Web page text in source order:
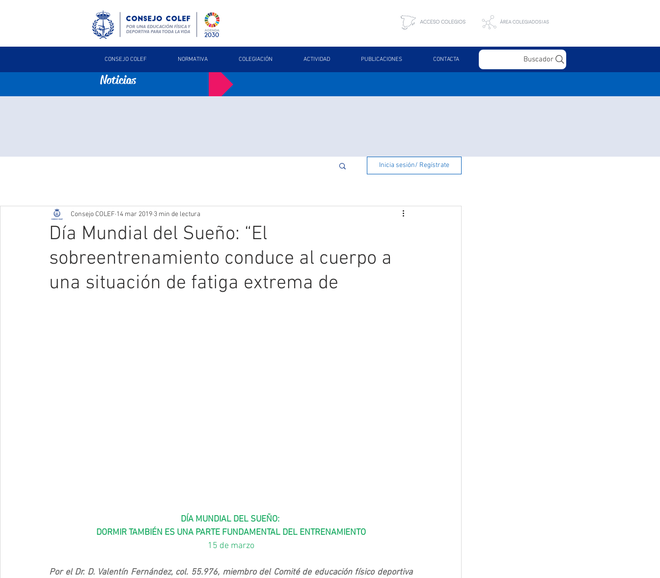
CONSEJO COLEF NORMATIVA COLEGIACIÓN ACTIVIDAD PUBLICACIONES CONTACTA Buscador
Noticias
Inicia sesión/ Regístrate
Día Mundial del Sueño: “El
sobreentrenamiento conduce al cuerpo a
una situación de fatiga extrema de
Consejo COLEF 14 mar 2019 3 min de lectura
DÍA MUNDIAL DEL SUEÑO:
DORMIR TAMBIÉN ES UNA PARTE FUNDAMENTAL DEL ENTRENAMIENTO
15 de marzo
Por el Dr. D. Valentín Fernández, col. 55.976, miembro del Comité de educación físico deportiva